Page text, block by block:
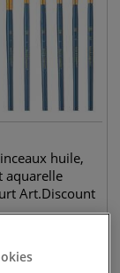
huile,
aquarelle
Art.Discount